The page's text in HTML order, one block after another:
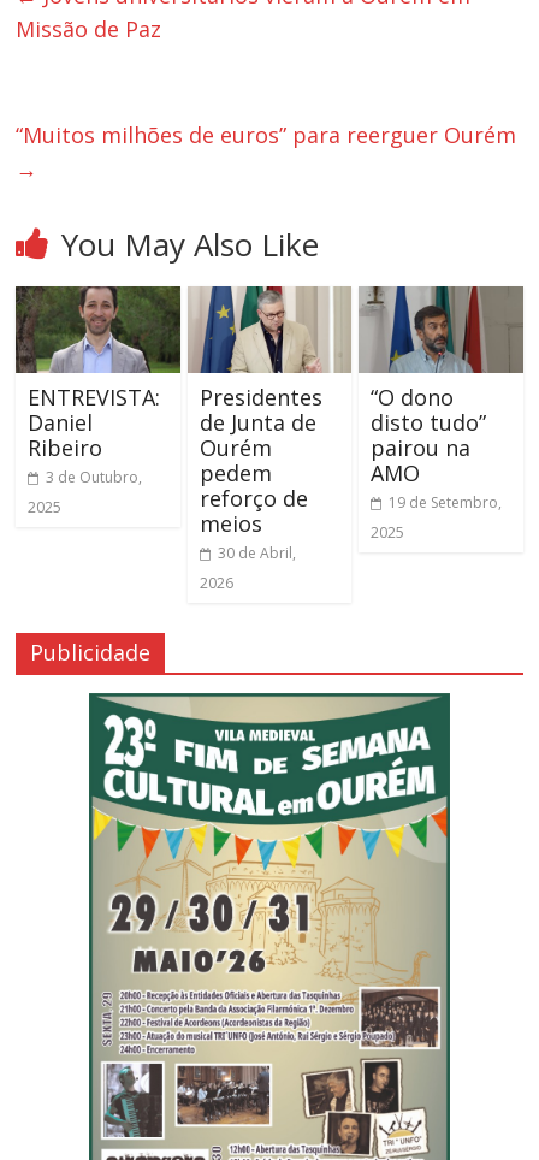
Missão de Paz
“Muitos milhões de euros” para reerguer Ourém
→
You May Also Like
ENTREVISTA:
Daniel
Ribeiro
3 de Outubro,
2025
Presidentes
de Junta de
Ourém
pedem
reforço de
meios
30 de Abril,
2026
“O dono
disto tudo”
pairou na
AMO
19 de Setembro,
2025
Publicidade